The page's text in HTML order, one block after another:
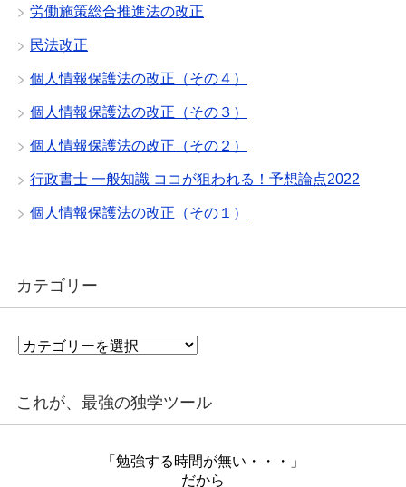
労働施策総合推進法の改正
民法改正
個人情報保護法の改正（その４）
個人情報保護法の改正（その３）
個人情報保護法の改正（その２）
行政書士 一般知識 ココが狙われる！予想論点2022
個人情報保護法の改正（その１）
カテゴリー
カ
リ
これが、最強の独学ツール
「勉強する時間が無い・・・」
だから